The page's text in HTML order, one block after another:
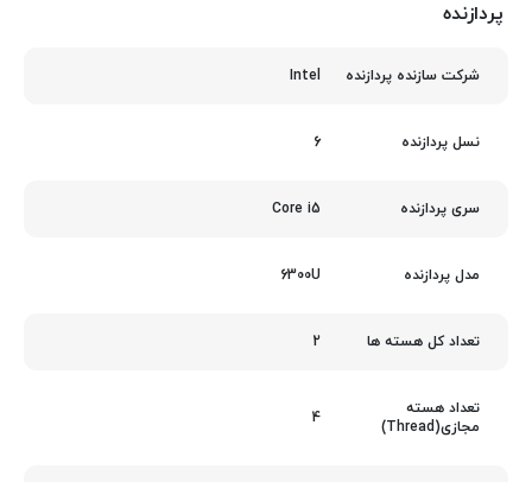
پردازنده
شرکت سازنده پردازنده Intel
نسل پردازنده 6
سری پردازنده Core i5
مدل پردازنده 6300U
تعداد کل هسته ها 2
تعداد هسته
مجازی(Thread)
4